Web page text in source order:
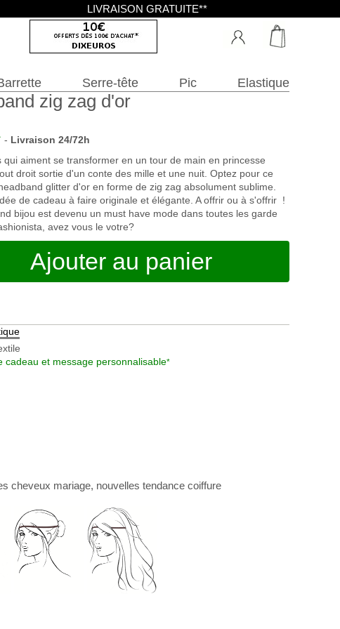
zig zag d'or
- Livraison 24/72h
qui aiment se transformer en un tour de main en princesse
droit sortie d'un conte des mille et une nuit. Optez pour ce
glitter d'or en forme de zig zag absolument sublime.
de cadeau à faire originale et élégante. A offrir ou à s'offrir !
bijou est devenu un must have mode dans toutes les garde
avez vous le votre?
Ajouter au panier
cadeau et message personnalisable*
cheveux mariage, nouvelles tendance coiffure
Serre-tête Pic Elastique
LIVRAISON GRATUITE**